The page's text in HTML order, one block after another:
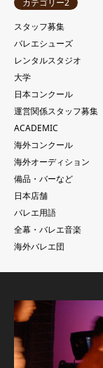
スタッフ募集
バレエシューズ
レンタルスタジオ
大学
日本コンクール
運営関係スタッフ募集
ACADEMIC
海外コンクール
海外オーディション
備品・バーなど
日本店舗
バレエ用語
全幕・バレエ音楽
海外バレエ団